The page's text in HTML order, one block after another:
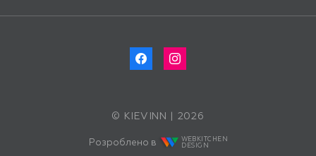
© KIEVINN | 2026
Розроблено в
WEBKITCHEN
DESIGN